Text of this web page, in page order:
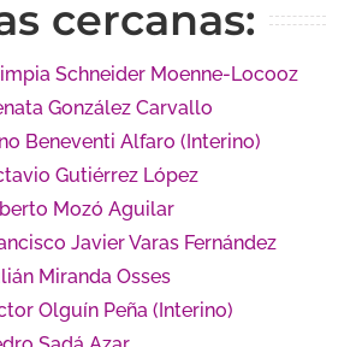
cercanas:
Schneider Moenne-Locooz
González Carvallo
Beneventi Alfaro (Interino)
Gutiérrez López
Mozó Aguilar
Javier Varas Fernández
Miranda Osses
Olguín Peña (Interino)